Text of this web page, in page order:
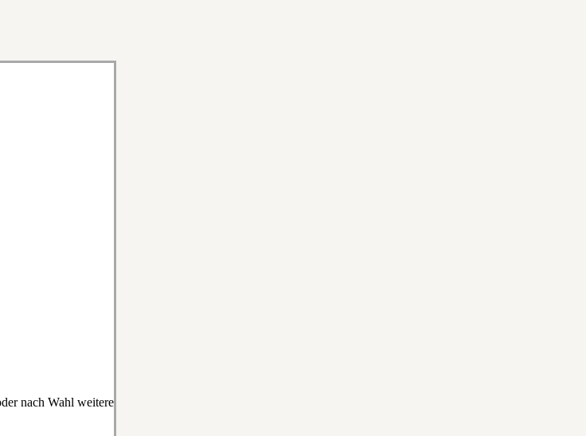
nach Wahl weitere